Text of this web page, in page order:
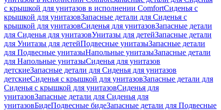
с крышкой для унитазов в исполнении ComfortСиденья с
крышкой для унитазовЗапасные детали для Сиденья с
крышкой для унитазовСиденья для унитазовЗапасные детали
для Сиденья для унитазовУнитазы для детейЗапасные детали
для Унитазы для детейПодвесные унитазыЗапасные детали
для Подвесные унитазыНапольные унитазыЗапасные детали
для Напольные унитазыСиденья для унитазов
детскиеЗапасные детали для Сиденья для унитазов
детскиеСиденья с крышкой для унитазовЗапасные детали для
Сиденья с крышкой для унитазовСиденья для
унитазовЗапасные детали для Сиденья для
унитазовБидеПодвесные бидеЗапасные детали для Подвесные